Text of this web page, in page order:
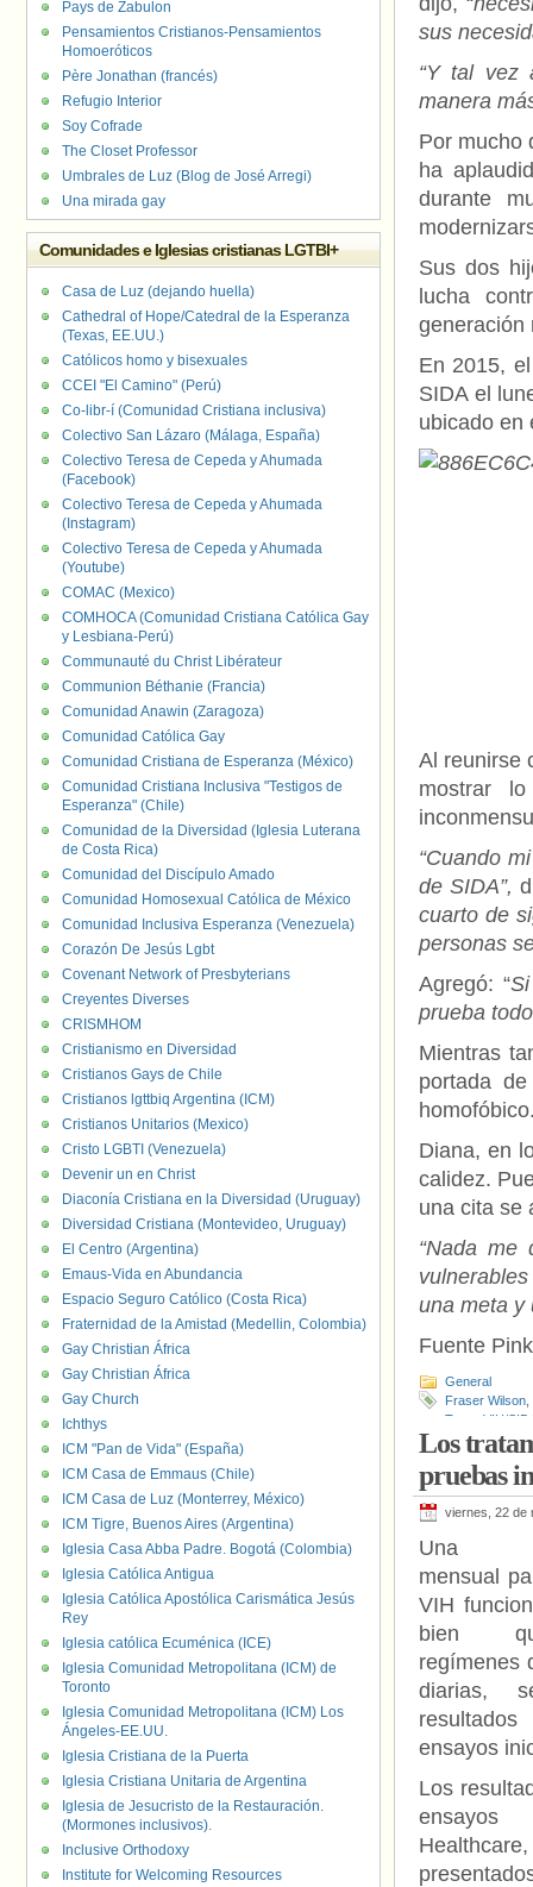
sus
“Y tal vez
manera
Por mucho
ha
durante
Sus dos
lucha
generación
En 2015,
SIDA el
ubicado en
Al reunirse
mostrar
“Cuando
de SIDA”,
cuarto de
personas
Agregó: “
prueba
Mientras
portada
Diana, en
calidez.
una cita se
“Nada me
una meta y
Fuente
General
Fraser Wilson
Trust
VIH/
Los
pruebas
viernes, 22 de
Una
mensual
VIH
bien
regímenes
diarias,
ensayos
Los
Healthcare,
Pays de Zabulon
Pensamientos Cristianos-Pensamientos
Homoeróticos
Père Jonathan (francés)
Refugio Interior
Soy Cofrade
The Closet Professor
Umbrales de Luz (Blog de José Arregi)
Una mirada gay
Comunidades e Iglesias cristianas LGTBI+
Casa de Luz (dejando huella)
Cathedral of Hope/Catedral de la Esperanza
(Texas, EE.UU.)
Católicos homo y bisexuales
CCEI "El Camino" (Perú)
Co-libr-í (Comunidad Cristiana inclusiva)
Colectivo San Lázaro (Málaga, España)
Colectivo Teresa de Cepeda y Ahumada
(Facebook)
Colectivo Teresa de Cepeda y Ahumada
(Instagram)
Colectivo Teresa de Cepeda y Ahumada
(Youtube)
COMAC (Mexico)
COMHOCA (Comunidad Cristiana Católica Gay
y Lesbiana-Perú)
Communauté du Christ Libérateur
Communion Béthanie (Francia)
Comunidad Anawin (Zaragoza)
Comunidad Católica Gay
Comunidad Cristiana de Esperanza (México)
Comunidad Cristiana Inclusiva "Testigos de
Esperanza" (Chile)
Comunidad de la Diversidad (Iglesia Luterana
de Costa Rica)
Comunidad del Discípulo Amado
Comunidad Homosexual Católica de México
Comunidad Inclusiva Esperanza (Venezuela)
Corazón De Jesús Lgbt
Covenant Network of Presbyterians
Creyentes Diverses
CRISMHOM
Cristianismo en Diversidad
Cristianos Gays de Chile
Cristianos lgttbiq Argentina (ICM)
Cristianos Unitarios (Mexico)
Cristo LGBTI (Venezuela)
Devenir un en Christ
Diaconía Cristiana en la Diversidad (Uruguay)
Diversidad Cristiana (Montevideo, Uruguay)
El Centro (Argentina)
Emaus-Vida en Abundancia
Espacio Seguro Católico (Costa Rica)
Fraternidad de la Amistad (Medellin, Colombia)
Gay Christian África
Gay Christian África
Gay Church
Ichthys
ICM "Pan de Vida" (España)
ICM Casa de Emmaus (Chile)
ICM Casa de Luz (Monterrey, México)
ICM Tigre, Buenos Aires (Argentina)
Iglesia Casa Abba Padre. Bogotá (Colombia)
Iglesia Católica Antigua
Iglesia Católica Apostólica Carismática Jesús
Rey
Iglesia católica Ecuménica (ICE)
Iglesia Comunidad Metropolitana (ICM) de
Toronto
Iglesia Comunidad Metropolitana (ICM) Los
Ángeles-EE.UU.
Iglesia Cristiana de la Puerta
Iglesia Cristiana Unitaria de Argentina
Iglesia de Jesucristo de la Restauración.
(Mormones inclusivos).
Inclusive Orthodoxy
Institute for Welcoming Resources